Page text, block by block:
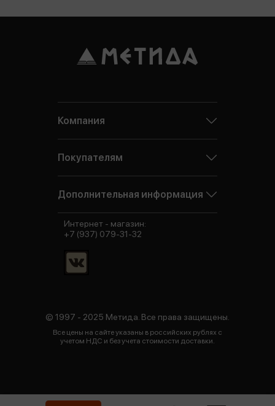
Компания
Покупателям
Дополнительная информация
© 1997 - 2025 Метида. Все права защищены.
Все цены на сайте указаны в российских рублях с
учетом НДС и без учета стоимости доставки.
Интернет - магазин:
+7 (937) 079-31-32